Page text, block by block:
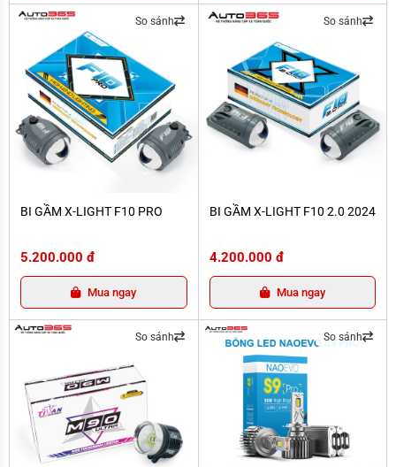
BI GẦM X-LIGHT F10 PRO
So sánh
BI GẦM X-LIGHT F10 PRO
5.200.000 đ
Mua ngay
BI GẦM X-LIGHT F10 2.0 2024
So sánh
BI GẦM X-LIGHT F10 2.0 2024
4.200.000 đ
Mua ngay
So sánh So sánh